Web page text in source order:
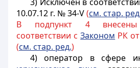
10.07.12 г. № 34-V(см. стар.
В подпункт 4
соответствии сЗаконом РК
(см. стар. ред.)
4)оператор в сфере